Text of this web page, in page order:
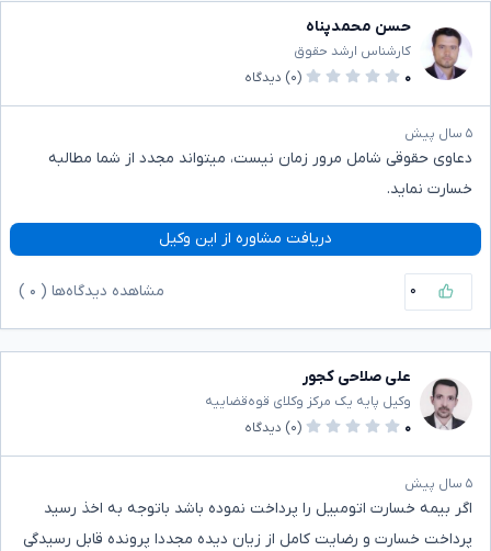
حسن محمدپناه
کارشناس ارشد حقوق
۰
(۰) دیدگاه
۵ سال پیش
دعاوی حقوقی شامل مرور زمان نیست، میتواند مجدد از شما مطالبه
خسارت نماید.
دریافت مشاوره از این وکیل
۰ مشاهده دیدگاه‌ها ( ۰
علی صلاحی کجور
وکیل پایه یک مرکز وکلای قوه‌قضاییه
۰
(۰) دیدگاه
۵ سال پیش
اگر بیمه خسارت اتومبیل را پرداخت نموده باشد باتوجه به اخذ رسید
پرداخت خسارت و رضایت کامل از زیان دیده مجددا پرونده قابل رسیدگی